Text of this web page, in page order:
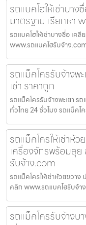
รถแบคโฮให้เช่าบา
มาตรฐาน เรียกหา
รถแบคโฮให้เช่าบางซื่อ เค
www.รถแบคโฮรับจ้าง
รถแม็คโครรับจ้างพ
เช่า ราคาถูก
รถแม็คโครรับจ้างพะเยา ร
ทั่วไทย 24 ชั่วโมง รถแม็คโ
รถแม็คโครให้เช่าห้
เครื่องจักรพร้อมลุ
รับจ้าง.com
รถแม็คโครให้เช่าห้วยขวา
คลิก www.รถแบคโฮรับจ้า
รถแม็คโครรับจ้างบ